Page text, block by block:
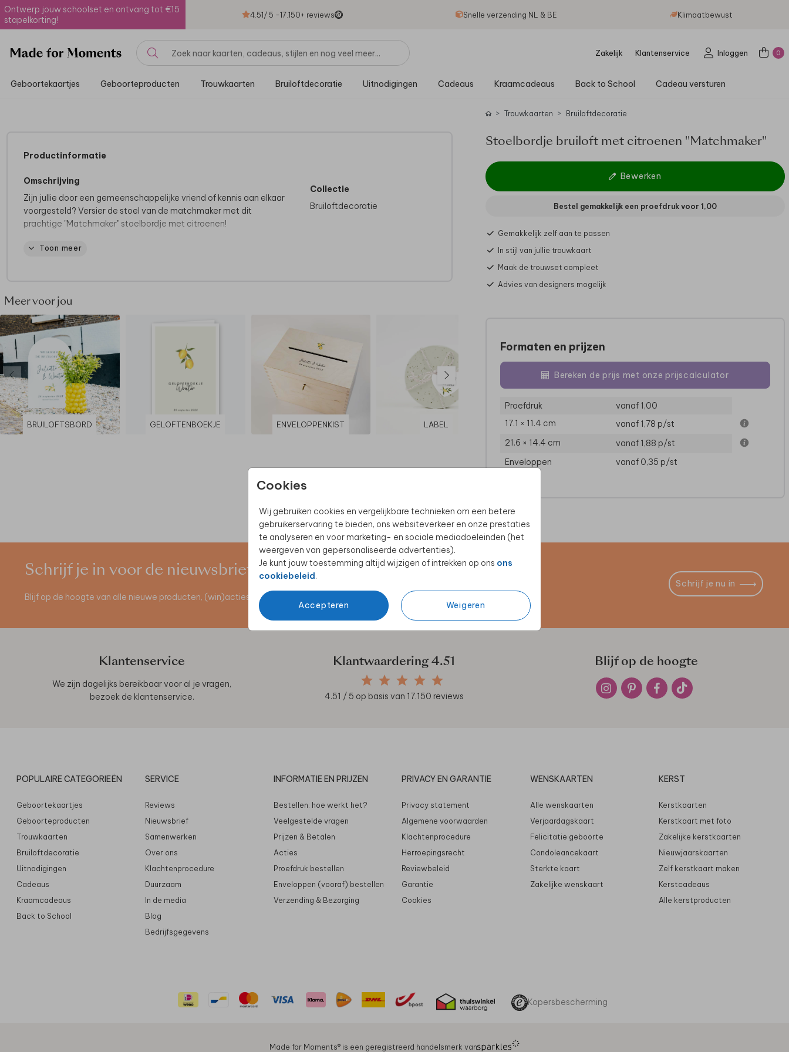
Ontwerp jouw schoolset en ontvang tot €15
stapelkorting!
4.51/ 5 -17.150+ reviews Snelle verzending NL & BE Klimaatbewust
Zakelijk Klantenservice Inloggen 0
Geboortekaartjes Geboorteproducten Trouwkaarten Bruiloftdecoratie Uitnodigingen Cadeaus Kraamcadeaus Back to School Cadeau versturen
Cookies
Wij gebruiken cookies en vergelijkbare technieken om een betere
gebruikerservaring te bieden, ons websiteverkeer en onze prestaties
te analyseren en voor marketing- en sociale mediadoeleinden (het
weergeven van gepersonaliseerde advertenties).
Je kunt jouw toestemming altijd wijzigen of intrekken op ons ons
cookiebeleid.
Accepteren Weigeren
Productinformatie
Omschrijving
Zijn jullie door een gemeenschappelijke vriend of kennis aan elkaar
voorgesteld? Versier de stoel van de matchmaker met dit
prachtige "Matchmaker" stoelbordje met citroenen!
Rijg een mooi lint of touw door de voorgeperforeerde gaatjes en
Toon meer
Collectie
Bruiloftdecoratie
Meer voor jou
BRUILOFTSBORD GELOFTENBOEKJE ENVELOPPENKIST LABEL ENVELOPPENKIST STICKER
Trouwkaarten Bruiloftdecoratie
Stoelbordje bruiloft met citroenen "Matchmaker"
Bewerken
Bestel gemakkelijk een proefdruk voor 1,00
Gemakkelijk zelf aan te passen
In stijl van jullie trouwkaart
Maak de trouwset compleet
Advies van designers mogelijk
Formaten en prijzen
Bereken de prijs met onze prijscalculator
Proefdruk
vanaf 1,00
17.1 × 11.4 cm
vanaf 1,78 p/st
21.6 × 14.4 cm
vanaf 1,88 p/st
Enveloppen
vanaf 0,35 p/st
Schrijf je in voor de nieuwsbrief
Blijf op de hoogte van alle nieuwe producten, (win)acties en unieke samenwerkingen!
Schrijf je nu in
Klantenservice
We zijn dagelijks bereikbaar voor al je vragen,
bezoek de klantenservice.
Klantwaardering4.51
4.51 / 5 op basis van 17.150 reviews
Blijf op de hoogte
POPULAIRE CATEGORIEËN
Geboortekaartjes
Geboorteproducten
Trouwkaarten
Bruiloftdecoratie
Uitnodigingen
Cadeaus
Kraamcadeaus
Back to School
SERVICE
Reviews
Nieuwsbrief
Samenwerken
Over ons
Klachtenprocedure
Duurzaam
In de media
Blog
Bedrijfsgegevens
INFORMATIE EN PRIJZEN
Bestellen: hoe werkt het?
Veelgestelde vragen
Prijzen & Betalen
Acties
Proefdruk bestellen
Enveloppen (vooraf) bestellen
Verzending & Bezorging
PRIVACY EN GARANTIE
Privacy statement
Algemene voorwaarden
Klachtenprocedure
Herroepingsrecht
Reviewbeleid
Garantie
Cookies
WENSKAARTEN
Alle wenskaarten
Verjaardagskaart
Felicitatie geboorte
Condoleancekaart
Sterkte kaart
Zakelijke wenskaart
KERST
Kerstkaarten
Kerstkaart met foto
Zakelijke kerstkaarten
Nieuwjaarskaarten
Zelf kerstkaart maken
Kerstcadeaus
Alle kerstproducten
Kopersbescherming
Made for Moments®️ is een geregistreerd handelsmerk van